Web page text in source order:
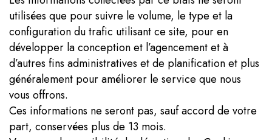
utilisées que pour suivre le volume, le type et la
configuration du trafic utilisant ce site, pour en
développer la conception et l’agencement et à
d’autres fins administratives et de planification et plus
généralement pour améliorer le service que nous
vous offrons.
Ces informations ne seront pas, sauf accord de votre
part, conservées plus de 13 mois.